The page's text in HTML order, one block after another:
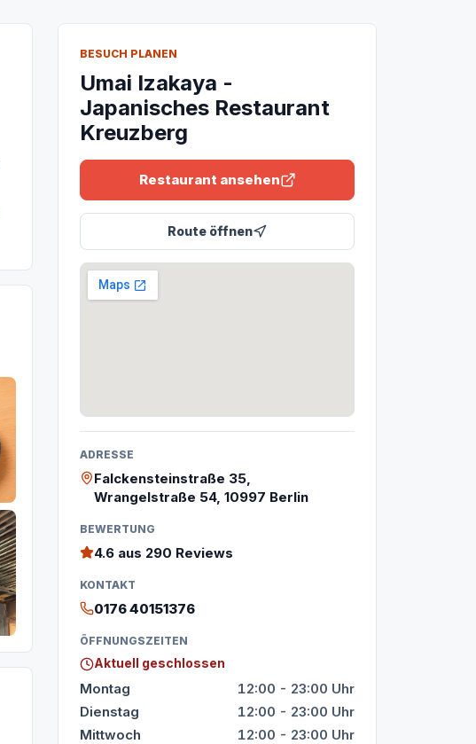
BESUCH PLANEN
Umai Izakaya -
Japanisches Restaurant
Kreuzberg
Restaurant ansehen
Route öffnen
ADRESSE
Falckensteinstraße 35,
Wrangelstraße 54, 10997 Berlin
BEWERTUNG
4.6 aus 290 Reviews
KONTAKT
0176 40151376
ÖFFNUNGSZEITEN
Aktuell geschlossen
Montag
12:00 - 23:00 Uhr
Dienstag
12:00 - 23:00 Uhr
Mittwoch
12:00 - 23:00 Uhr